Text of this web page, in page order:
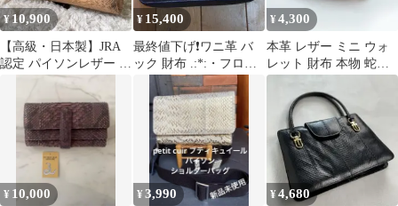
¥10,900
【高級・日本製】JRA
認定 パイソンレザー ハ
ンドバッグ 蛇革 バック
¥ 15,400
最終値下げ❗️ワニ革 バ
ック 財布 .:*:・フロリ
ダ'°☆
¥4,300
本革 レザー ミニ ウォ
レット 財布 本物 蛇革
パイソン かわいい 小さ
¥ 10,000 ¥3,990 ¥4,680